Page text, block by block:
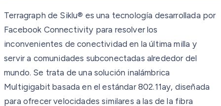
Terragraph de Siklu® es una tecnología desarrollada por
Facebook Connectivity para resolver los
inconvenientes de conectividad en la última milla y
servir a comunidades subconectadas alrededor del
mundo. Se trata de una solución inalámbrica
Multigigabit basada en el estándar 802.11ay, diseñada
para ofrecer velocidades similares a las de la fibra